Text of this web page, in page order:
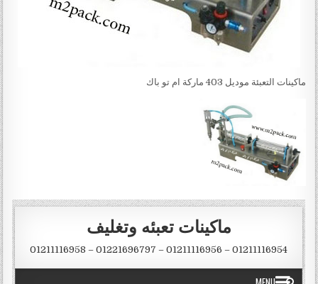
ماكينات التعبئة موديل 403 ماركة ام تو باك